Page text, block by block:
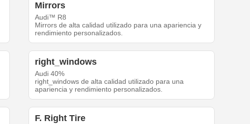
Mirrors
Audi™ R8
Mirrors de alta calidad utilizado para una apariencia y
rendimiento personalizados.
right_windows
Audi 40%
right_windows de alta calidad utilizado para una
apariencia y rendimiento personalizados.
F. Right Tire